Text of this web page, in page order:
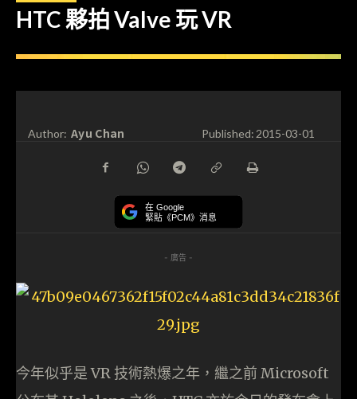
HTC 夥拍 Valve 玩 VR
Author: Ayu Chan Published:2015-03-01
在 Google
緊貼《PCM》消息
- 廣告 -
今年似乎是 VR 技術熱爆之年，繼之前 Microsoft